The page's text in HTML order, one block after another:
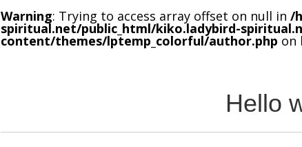
Warning: Trying to access array offset on null in /
spiritual.net/public_html/kiko.ladybird-
content/themes/lptemp_colorful/author.php on
Hello